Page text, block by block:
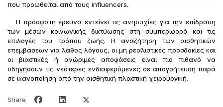
που προωθείται από τους influencers.
Η πρόσφατη έρευνα εντείνει τις ανησυχίες για την επίδραση
των μέσων κοινωνικής δικτύωσης στη συμπεριφορά και τις
επιλογές του τρόπου ζωής. Η αναζήτηση των αισθητικών
επεμβάσεων για λάθος λόγους, οι μη ρεαλιστικές προσδοκίες και
οι βιαστικές ή ανώριμες αποφάσεις είναι πιο πιθανό να
οδηγήσουν τις νεότερες ενδιαφερόμενες σε απογοήτευση παρά
σε ικανοποίηση από την αισθητική πλαστική χειρουργική.
Share